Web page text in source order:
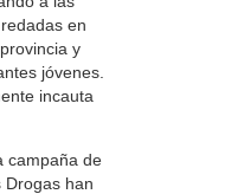
en
y
jóvenes.
incauta
campaña de
Drogas han